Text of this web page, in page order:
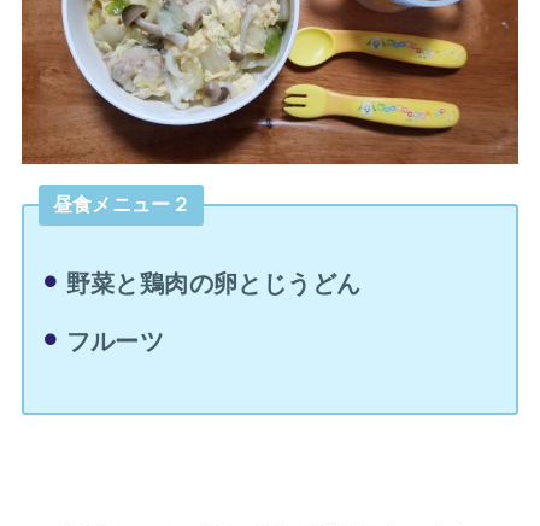
昼食メニュー２
野菜と鶏肉の卵とじうどん
フルーツ